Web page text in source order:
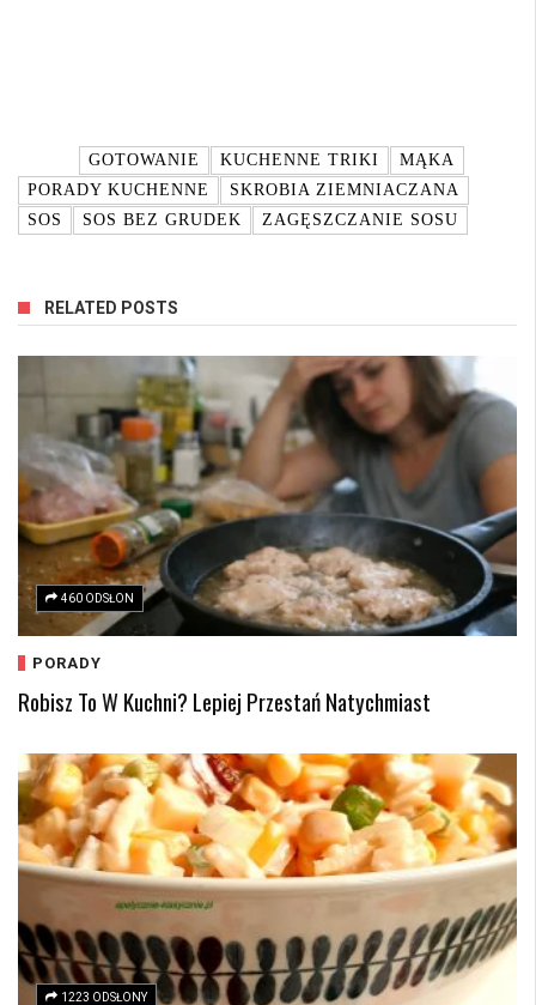
GOTOWANIE KUCHENNE TRIKI
MĄKA
PORADY KUCHENNE
SKROBIA ZIEMNIACZANA
SOS
SOS BEZ GRUDEK ZAGĘSZCZANIE SOSU
RELATED POSTS
460 ODSŁON
PORADY
Robisz To W Kuchni? Lepiej Przestań Natychmiast
1223 ODSŁONY